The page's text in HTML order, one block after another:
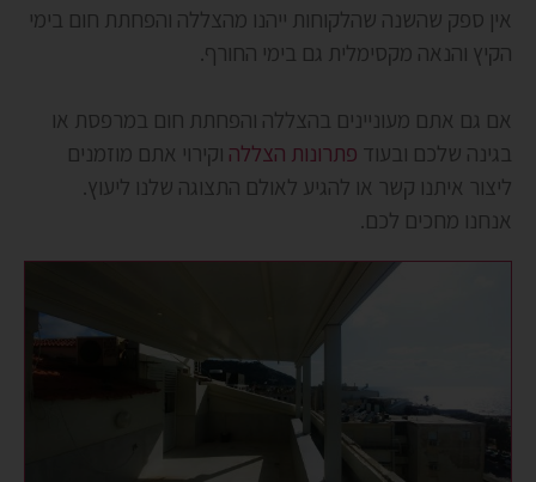
אין ספק שהשנה שהלקוחות ייהנו מהצללה והפחתת חום בימי
הקיץ והנאה מקסימלית גם בימי החורף.
אם גם אתם מעוניינים בהצללה והפחתת חום במרפסת או
בגינה שלכם ובעוד פתרונות הצללה וקירוי אתם מוזמנים
ליצור איתנו קשר או להגיע לאולם התצוגה שלנו ליעוץ.
אנחנו מחכים לכם.